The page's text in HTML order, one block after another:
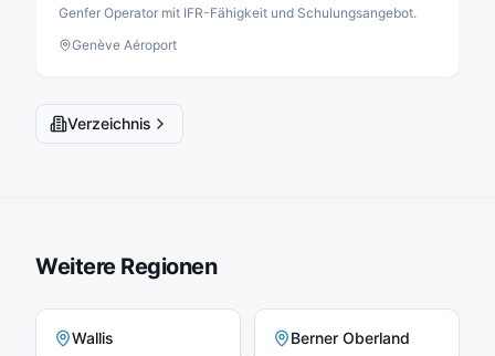
Genfer Operator mit IFR-Fähigkeit und Schulungsangebot.
Genève Aéroport
Verzeichnis
Weitere Regionen
Wallis Berner Oberland